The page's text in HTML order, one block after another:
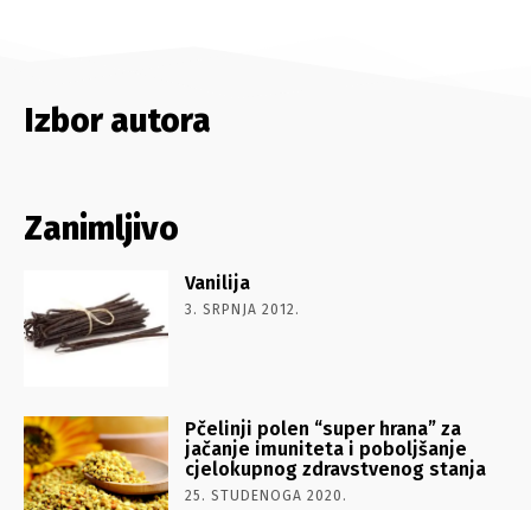
Izbor autora
Zanimljivo
Vanilija
3. SRPNJA 2012.
Pčelinji polen “super hrana” za
jačanje imuniteta i poboljšanje
cjelokupnog zdravstvenog stanja
25. STUDENOGA 2020.